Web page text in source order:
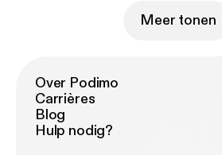
Meer tonen
Over Podimo
Carrières
Blog
Hulp nodig?